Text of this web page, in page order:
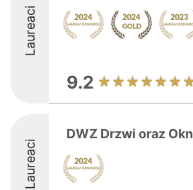
Laureaci
9.2
Laureaci
DWZ Drzwi oraz